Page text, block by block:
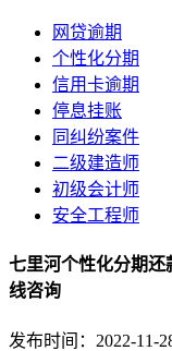
网贷逾期
个性化分期
信用卡逾期
停息挂账
同纠纷案件
二级建造师
初级会计师
安全工程师
七里河个性化分期还
线咨询
发布时间：2022-11-